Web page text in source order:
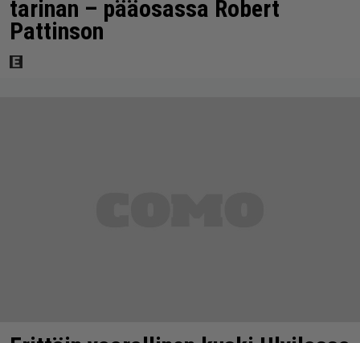
tarinan – pääosassa Robert
Pattinson